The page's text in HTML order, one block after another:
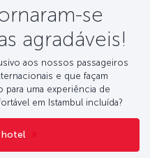
se
agradáveis!
aos nossos passageiros
e que façam
para uma experiência de
em Istambul incluída?
hotel